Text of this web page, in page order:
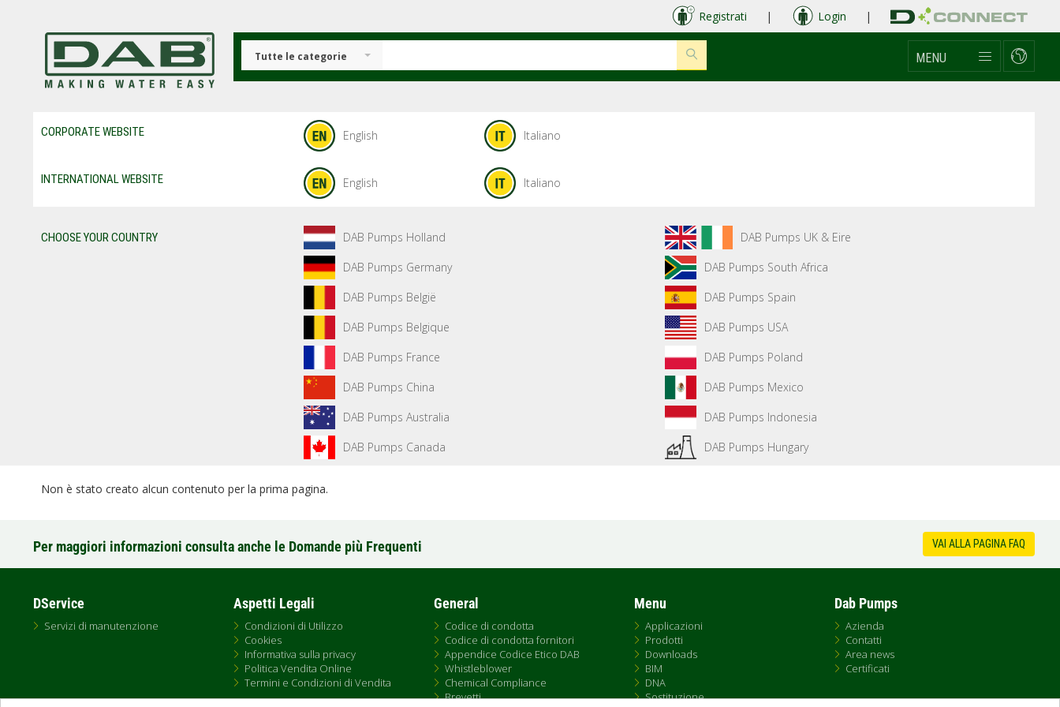
contenuto
Registrati | Login |
Tutte le categorie MENU
CORPORATE WEBSITE English Italiano
INTERNATIONAL WEBSITE English Italiano
CHOOSE YOUR COUNTRY DAB Pumps Holland
DAB Pumps UK & Eire
DAB Pumps Germany
DAB Pumps South Africa
DAB Pumps België
DAB Pumps Spain
DAB Pumps Belgique
DAB Pumps USA
DAB Pumps France
DAB Pumps Poland
DAB Pumps China
DAB Pumps Mexico
DAB Pumps Australia
DAB Pumps Indonesia
DAB Pumps Canada
DAB Pumps Hungary
Non è stato creato alcun contenuto per la prima pagina.
Per maggiori informazioni consulta anche le Domande più Frequenti VAI ALLA PAGINA FAQ
DService
Servizi di manutenzione
Aspetti Legali
Condizioni di Utilizzo
Cookies
Informativa sulla privacy
Politica Vendita Online
Termini e Condizioni di Vendita
General
Codice di condotta
Codice di condotta fornitori
Appendice Codice Etico DAB
Whistleblower
Chemical Compliance
Brevetti
Menu
Applicazioni
Prodotti
Downloads
BIM
DNA
Sostituzione
Dab Pumps
Azienda
Contatti
Area news
Certificati